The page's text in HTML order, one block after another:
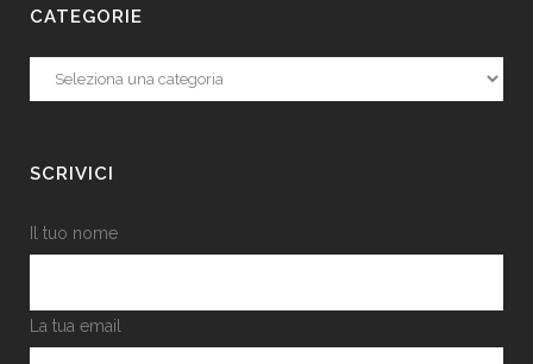
CATEGORIE
Categorie
SCRIVICI
Il tuo nome
La tua email